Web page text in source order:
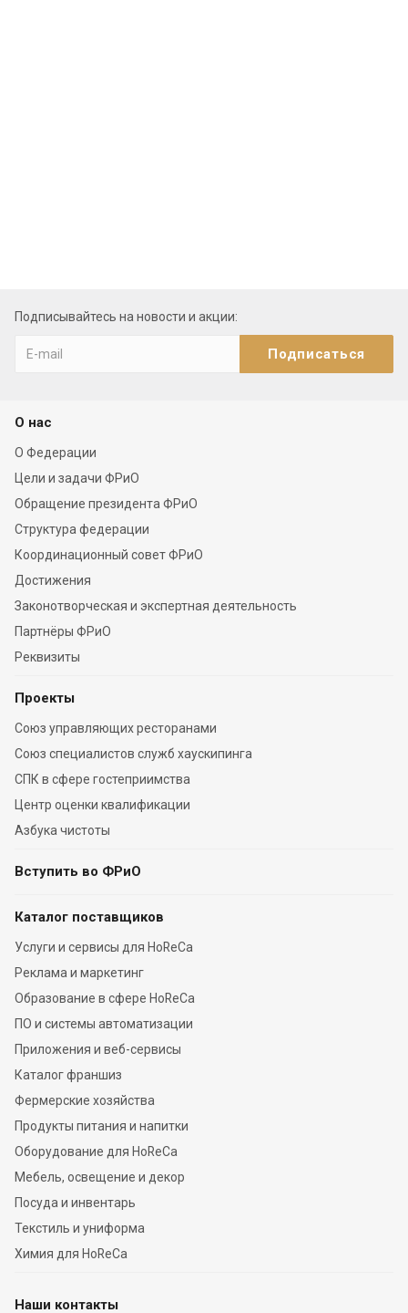
Подписывайтесь на новости и акции:
О нас
О Федерации
Цели и задачи ФРиО
Обращение президента ФРиО
Структура федерации
Координационный совет ФРиО
Достижения
Законотворческая и экспертная деятельность
Партнёры ФРиО
Реквизиты
Проекты
Союз управляющих ресторанами
Союз специалистов служб хаускипинга
СПК в сфере гостеприимства
Центр оценки квалификации
Азбука чистоты
Вступить во ФРиО
Каталог поставщиков
Услуги и сервисы для HoReCa
Реклама и маркетинг
Образование в сфере HoReCa
ПО и системы автоматизации
Приложения и веб-сервисы
Каталог франшиз
Фермерские хозяйства
Продукты питания и напитки
Оборудование для HoReCa
Мебель, освещение и декор
Посуда и инвентарь
Текстиль и униформа
Химия для HoReCa
Наши контакты